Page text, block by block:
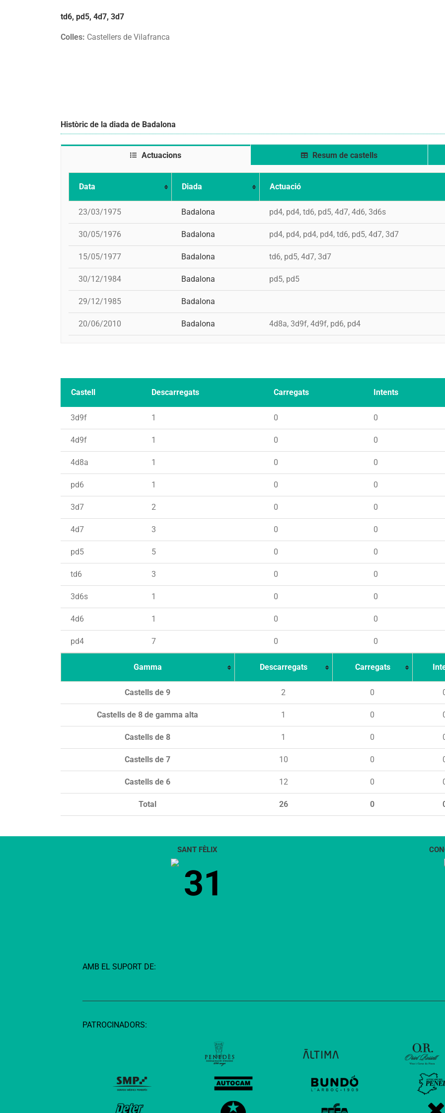
td6, pd5, 4d7, 3d7
Colles: Castellers de Vilafranca
Històric de la diada de Badalona
Actuacions Resum de castells
Data Diada Actuació
23/03/1975 Badalona pd4, pd4, td6, pd5, 4d7, 4d6, 3d6s
30/05/1976 Badalona pd4, pd4, pd4, pd4, td6, pd5, 4d7, 3d7
15/05/1977 Badalona td6, pd5, 4d7, 3d7
30/12/1984 Badalona pd5, pd5
29/12/1985 Badalona
20/06/2010 Badalona 4d8a, 3d9f, 4d9f, pd6, pd4
Castell Descarregats Carregats Intents
3d9f 1 0 0
4d9f 1 0 0
4d8a 1 0 0
pd6 1 0 0
3d7 2 0 0
4d7 3 0 0
pd5 5 0 0
td6 3 0 0
3d6s 1 0 0
4d6 1 0 0
pd4 7 0 0
Gamma Descarregats Carregats
Total 26 0
Castells de 9 2 0
Castells de 8 de gamma alta 1 0
Castells de 8 1 0
Castells de 7 10 0
Castells de 6 12 0
SANT FÈLIX
31
AMB EL SUPORT DE:
PATROCINADORS: